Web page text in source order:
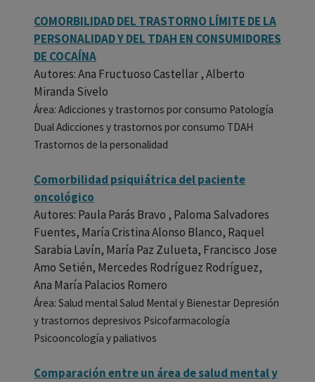
COMORBILIDAD DEL TRASTORNO LÍMITE DE LA
PERSONALIDAD Y DEL TDAH EN CONSUMIDORES
DE COCAÍNA
Autores: Ana Fructuoso Castellar , Alberto
Miranda Sivelo
Área: Adicciones y trastornos por consumo Patología
Dual Adicciones y trastornos por consumo TDAH
Trastornos de la personalidad
Comorbilidad psiquiátrica del paciente
oncológico
Autores: Paula Parás Bravo , Paloma Salvadores
Fuentes, María Cristina Alonso Blanco, Raquel
Sarabia Lavín, María Paz Zulueta, Francisco Jose
Amo Setién, Mercedes Rodríguez Rodríguez,
Ana María Palacios Romero
Área: Salud mental Salud Mental y Bienestar Depresión
y trastornos depresivos Psicofarmacología
Psicooncología y paliativos
Comparación entre un área de salud mental y